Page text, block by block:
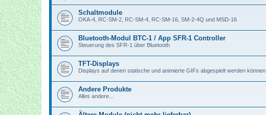
Schaltmodule
OKA-4, RC-SM-2, RC-SM-4, RC-SM-16, SM-2-4Q und MSD-16
Bluetooth-Modul BTC-1 / App SFR-1 Controller
Steuerung des SFR-1 über Bluetooth
TFT-Displays
Displays auf denen statische und animierte GIFs abgespielt werden können
Andere Produkte
Alles andere...